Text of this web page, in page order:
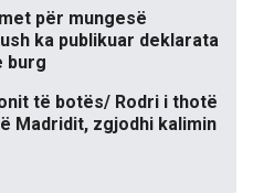
për mungesë
ka publikuar deklarata
burg
të botës/ Rodri i thotë
Madridit, zgjodhi kalimin